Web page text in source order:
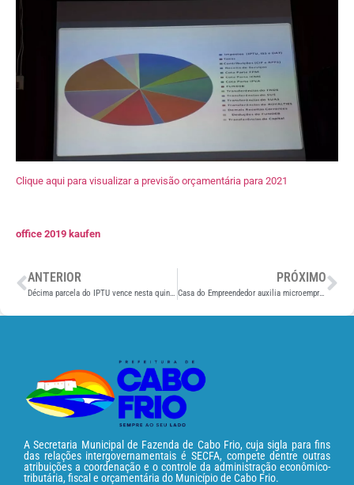
Clique aqui para visualizar a previsão orçamentária para 2021
office 2019 kaufen
ANTERIOR
Décima parcela do IPTU vence nesta quinta-feira (19)
PRÓXIMO
Casa do Empreendedor auxilia microempreendedor em Tamoios
A Secretaria Municipal de Fazenda de Cabo Frio, cuja sigla para fins
das relações intergovernamentais é SECFA, compete dentre outras
atribuições a coordenação e o controle da administração econômico-
tributária, fiscal e orçamentária do Município de Cabo Frio.